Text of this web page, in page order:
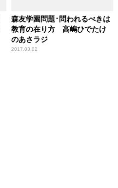
森友学園問題･問われるべきは
教育の在り方 高嶋ひでたけ
のあさラジ
2017.03.02